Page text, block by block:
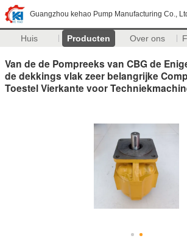
Guangzhou kehao Pump Manufacturing Co.,
Huis Producten Over ons
Van de de Pompreeks van CBG de
de dekkings vlak zeer belangrijke
Toestel Vierkante voor